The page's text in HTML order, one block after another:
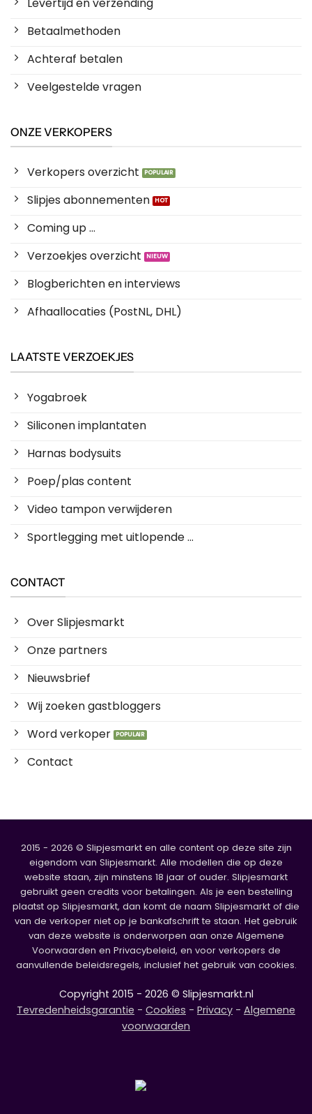
Betaalmethoden
Achteraf betalen
Veelgestelde vragen
ONZE VERKOPERS
Verkopers overzicht
Slipjes abonnementen
Coming up ...
Verzoekjes overzicht
Blogberichten en interviews
Afhaallocaties (PostNL, DHL)
LAATSTE VERZOEKJES
Yogabroek
Siliconen implantaten
Harnas bodysuits
Poep/plas content
Video tampon verwijderen
Sportlegging met uitlopende ...
CONTACT
Over Slipjesmarkt
Onze partners
Nieuwsbrief
Wij zoeken gastbloggers
Word verkoper
Contact
2015 - 2026 © Slipjesmarkt en alle content op deze site zijn
eigendom van Slipjesmarkt. Alle modellen die op deze
website staan, zijn minstens 18 jaar of ouder. Slipjesmarkt
gebruikt geen credits voor betalingen. Als je een bestelling
plaatst op Slipjesmarkt, dan komt de naam Slipjesmarkt of die
van de verkoper niet op je bankafschrift te staan. Het gebruik
van deze website is onderworpen aan onze Algemene
Voorwaarden en Privacybeleid, en voor verkopers de
aanvullende beleidsregels, inclusief het gebruik van cookies.
Copyright 2015 - 2026 © Slipjesmarkt.nl
Tevredenheidsgarantie - Cookies - Privacy - Algemene
voorwaarden